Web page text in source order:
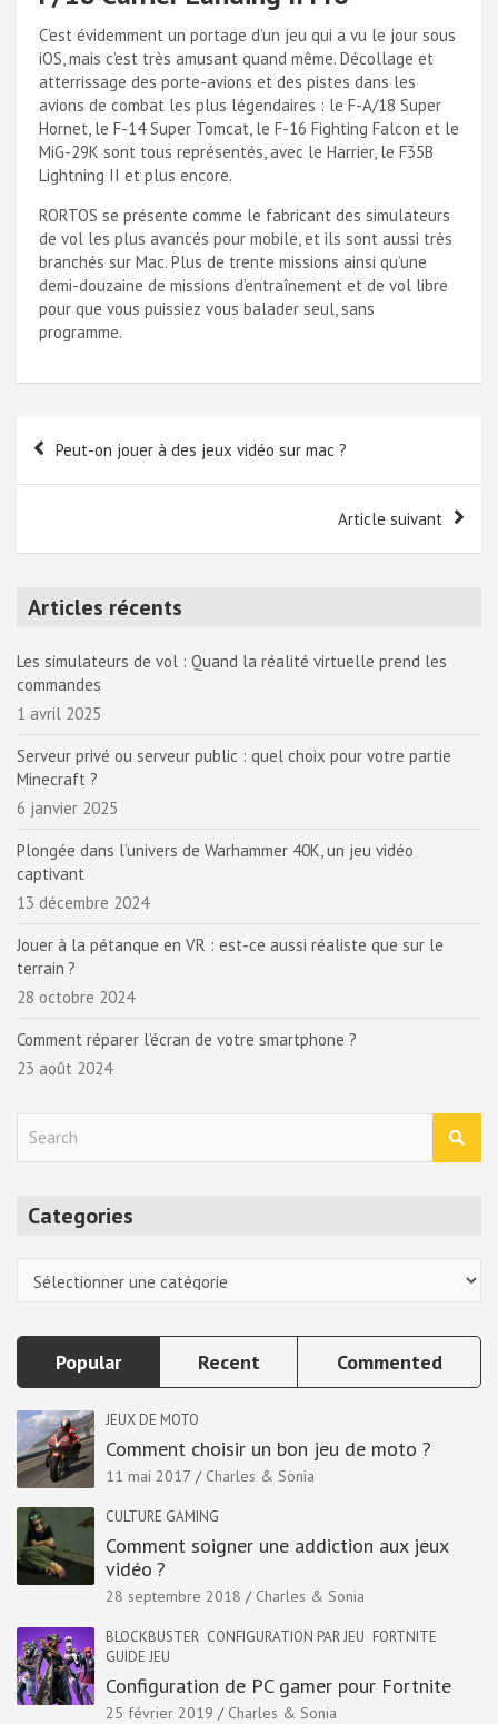
C’est évidemment un portage d’un jeu qui a vu le jour sous
iOS, mais c’est très amusant quand même. Décollage et
atterrissage des porte-avions et des pistes dans les
avions de combat les plus légendaires : le F-A/18 Super
Hornet, le F-14 Super Tomcat, le F-16 Fighting Falcon et le
MiG-29K sont tous représentés, avec le Harrier, le F35B
Lightning II et plus encore.
RORTOS se présente comme le fabricant des simulateurs
de vol les plus avancés pour mobile, et ils sont aussi très
branchés sur Mac. Plus de trente missions ainsi qu’une
demi-douzaine de missions d’entraînement et de vol libre
pour que vous puissiez vous balader seul, sans
programme.
Navigation
Peut-on jouer à des jeux vidéo sur mac ?
Article suivant
Articles récents
Les simulateurs de vol : Quand la réalité virtuelle prend les
commandes
1 avril 2025
Serveur privé ou serveur public : quel choix pour votre partie
Minecraft ?
6 janvier 2025
Plongée dans l’univers de Warhammer 40K, un jeu vidéo
captivant
13 décembre 2024
Jouer à la pétanque en VR : est-ce aussi réaliste que sur le
terrain ?
28 octobre 2024
Comment réparer l’écran de votre smartphone ?
23 août 2024
Categories
Popular Recent Commented
JEUX DE MOTO
Comment choisir un bon jeu de moto ?
11 mai 2017 Charles & Sonia
CULTURE GAMING
Comment soigner une addiction aux jeux
vidéo ?
28 septembre 2018 Charles & Sonia
BLOCKBUSTER CONFIGURATION PAR JEU FORTNITE
GUIDE JEU
Configuration de PC gamer pour Fortnite
25 février 2019 Charles & Sonia